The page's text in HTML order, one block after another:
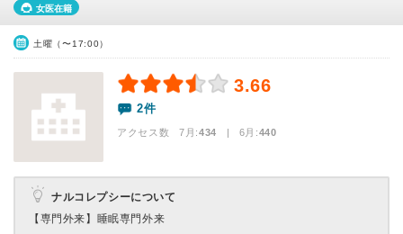
女医在籍
土曜（〜17:00）
3.66
2件
アクセス数 7月:434 | 6月:440
ナルコレプシーについて
【専門外来】 睡眠専門外来